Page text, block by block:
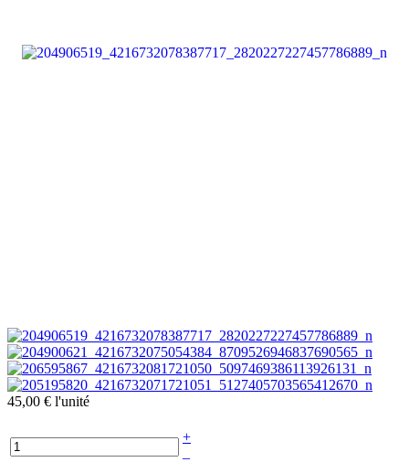
45,00 € l'unité
+
–